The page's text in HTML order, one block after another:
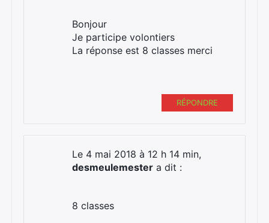
Bonjour
Je participe volontiers
La réponse est 8 classes merci
RÉPONDRE
Le 4 mai 2018 à 12 h 14 min,
desmeulemester a dit :
8 classes